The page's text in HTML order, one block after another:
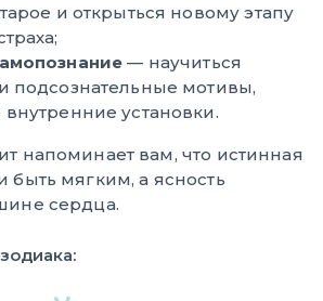
и открыться новому этапу
— научиться
подсознательные мотивы,
установки.
напоминает вам, что истинная
мягким, а ясность
сердца.